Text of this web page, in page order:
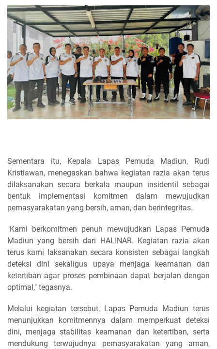
Sementara itu, Kepala Lapas Pemuda Madiun, Rudi
Kristiawan, menegaskan bahwa kegiatan razia akan terus
dilaksanakan secara berkala maupun insidentil sebagai
bentuk implementasi komitmen dalam mewujudkan
pemasyarakatan yang bersih, aman, dan berintegritas.
"Kami berkomitmen penuh mewujudkan Lapas Pemuda
Madiun yang bersih dari HALINAR. Kegiatan razia akan
terus kami laksanakan secara konsisten sebagai langkah
deteksi dini sekaligus upaya menjaga keamanan dan
ketertiban agar proses pembinaan dapat berjalan dengan
optimal," tegasnya.
Melalui kegiatan tersebut, Lapas Pemuda Madiun terus
menunjukkan komitmennya dalam memperkuat deteksi
dini, menjaga stabilitas keamanan dan ketertiban, serta
mendukung terwujudnya pemasyarakatan yang aman,